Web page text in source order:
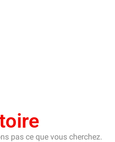
pas ce que vous cherchez.